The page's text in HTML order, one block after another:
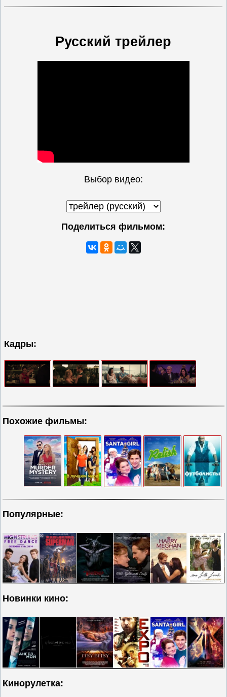
Русский трейлер
Выбор видео:
Поделиться фильмом:
Кадры:
Похожие фильмы:
Популярные:
Новинки кино:
Кинорулетка: